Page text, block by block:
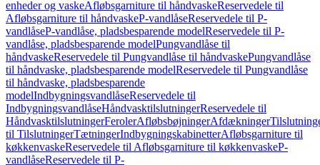
enheder og vaskeAfløbsgarniture til håndvaskeReservedele til
Afløbsgarniture til håndvaskeP-vandlåseReservedele til P-
vandlåseP-vandlåse, pladsbesparende modelReservedele til P-
vandlåse, pladsbesparende modelPungvandlåse til
håndvaskeReservedele til Pungvandlåse til håndvaskePungvandlåse
til håndvaske, pladsbesparende modelReservedele til Pungvandlåse
til håndvaske, pladsbesparende
modelIndbygningsvandlåseReservedele til
IndbygningsvandlåseHåndvasktilslutningerReservedele til
HåndvasktilslutningerFerolerAfløbsbøjningerAfdækninger
til TilslutningerTætningerIndbygningskabinetterAfløbsgarniture til
køkkenvaskeReservedele til Afløbsgarniture til køkkenvaskeP-
vandlåseReservedele til P-